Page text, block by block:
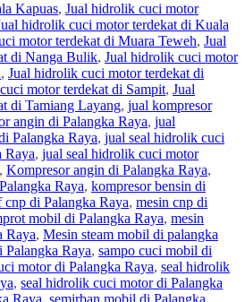
Kapuas, Jual hidrolik cuci motor
hidrolik cuci motor terdekat di Kuala
motor terdekat di Muara Teweh, Jual
di Nanga Bulik, Jual hidrolik cuci motor
, Jual hidrolik cuci motor terdekat di
motor terdekat di Sampit, Jual
di Tamiang Layang, jual kompresor
angin di Palangka Raya, jual
Palangka Raya, jual seal hidrolik cuci
Raya, jual seal hidrolik cuci motor
, Kompresor angin di Palangka Raya,
Raya, kompresor bensin di
cnp di Palangka Raya, mesin cnp di
mobil di Palangka Raya, mesin
Raya, Mesin steam mobil di palangka
Palangka Raya, sampo cuci mobil di
motor di Palangka Raya, seal hidrolik
, seal hidrolik cuci motor di Palangka